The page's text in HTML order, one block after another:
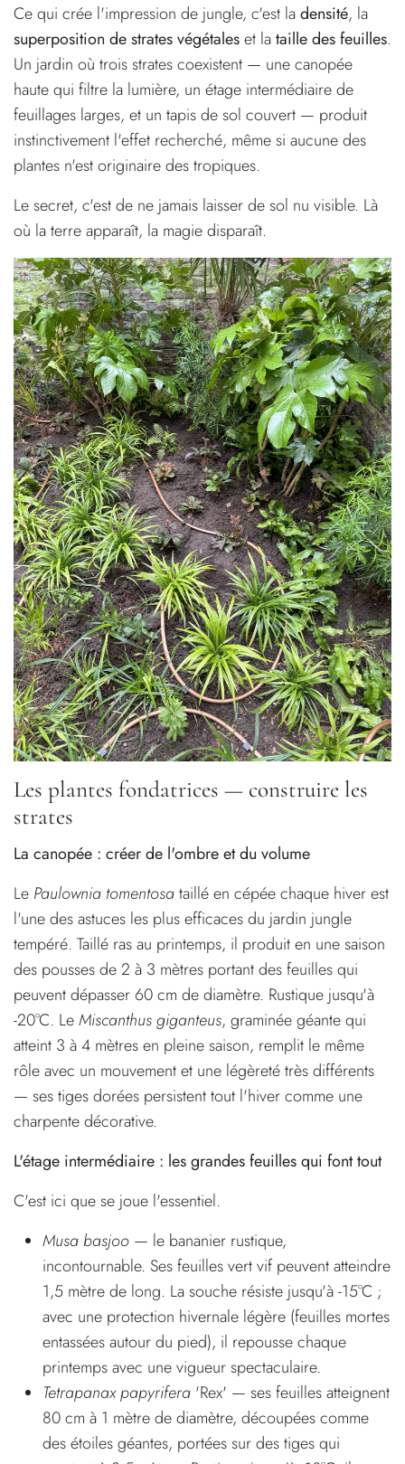
Ce qui crée l'impression de jungle, c'est ladensité, la
superposition de strates végétaleset lataille des feuilles.
Un jardin où trois strates coexistent — une canopée
haute qui filtre la lumière, un étage intermédiaire de
feuillages larges, et un tapis de sol couvert — produit
instinctivement l'effet recherché, même si aucune des
plantes n'est originaire des tropiques.
Le secret, c'est de ne jamais laisser de sol nu visible. Là
où la terre apparaît, la magie disparaît.
Les plantes fondatrices — construire les
strates
La canopée : créer de l'ombre et du volume
Le Paulownia tomentosataillé en cépée chaque hiver est
l'une des astuces les plus efficaces du jardin jungle
tempéré. Taillé ras au printemps, il produit en une saison
des pousses de 2 à 3 mètres portant des feuilles qui
peuvent dépasser 60 cm de diamètre. Rustique jusqu'à
-20°C. LeMiscanthus giganteus, graminée géante qui
atteint 3 à 4 mètres en pleine saison, remplit le même
rôle avec un mouvement et une légèreté très différents
— ses tiges dorées persistent tout l'hiver comme une
charpente décorative.
L'étage intermédiaire : les grandes feuilles qui font tout
C'est ici que se joue l'essentiel.
Musa basjoo — le bananier rustique,
incontournable. Ses feuilles vert vif peuvent atteindre
1,5 mètre de long. La souche résiste jusqu'à -15°C ;
avec une protection hivernale légère (feuilles mortes
entassées autour du pied), il repousse chaque
printemps avec une vigueur spectaculaire.
Tetrapanax papyrifera 'Rex' — ses feuilles atteignent
80 cm à 1 mètre de diamètre, découpées comme
des étoiles géantes, portées sur des tiges qui